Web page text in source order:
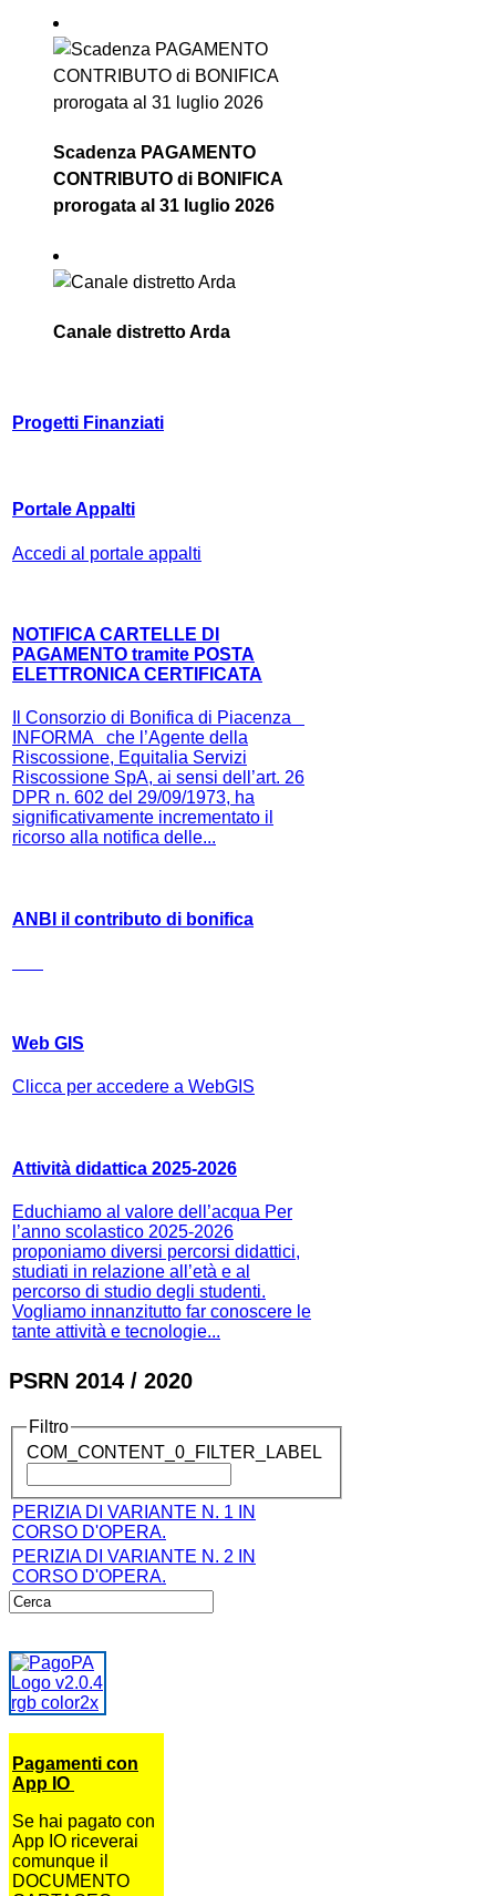
Scadenza PAGAMENTO
CONTRIBUTO di BONIFICA
prorogata al 31 luglio 2026
Canale distretto Arda
Progetti Finanziati
Portale Appalti
Accedi al portale appalti
NOTIFICA CARTELLE DI
PAGAMENTO tramite POSTA
ELETTRONICA CERTIFICATA
Il Consorzio di Bonifica di Piacenza
INFORMA che l’Agente della
Riscossione, Equitalia Servizi
Riscossione SpA, ai sensi dell’art. 26
DPR n. 602 del 29/09/1973, ha
significativamente incrementato il
ricorso alla notifica delle...
ANBI il contributo di bonifica
Web GIS
Clicca per accedere a WebGIS
Attività didattica 2025-2026
Educhiamo al valore dell’acqua Per
l’anno scolastico 2025-2026
proponiamo diversi percorsi didattici,
studiati in relazione all’età e al
percorso di studio degli studenti.
Vogliamo innanzitutto far conoscere le
tante attività e tecnologie...
PSRN 2014 / 2020
Filtro
COM_CONTENT_0_FILTER_LABEL
PERIZIA DI VARIANTE N. 1 IN
CORSO D'OPERA.
PERIZIA DI VARIANTE N. 2 IN
CORSO D'OPERA.
Pagamenti con
App IO
Se hai pagato con
App IO riceverai
comunque il
DOCUMENTO